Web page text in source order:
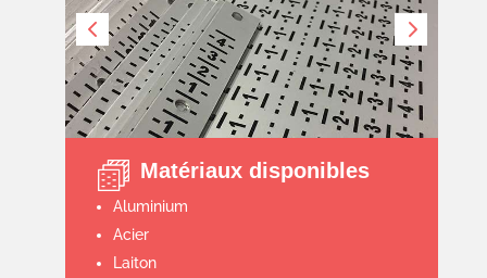
Matériaux disponibles
Aluminium
Acier
Laiton